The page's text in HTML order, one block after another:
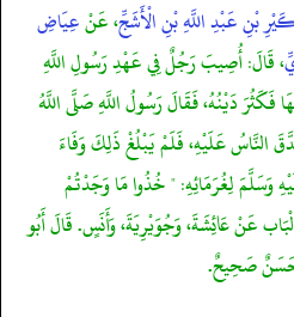
بْنِ عَبْدِ اللَّهِ بْنِ الْأَشَجِّ، عَنْعِيَاضِ
، قَالَ: أُصِيبَ رَجُلٌ فِي عَهْدِ رَسُولِ اللَّهِ
فَكَثُرَ دَيْنُهُ، فَقَالَ رَسُولُ اللَّهِ صَلَّى اللَّهُ
النَّاسُ عَلَيْهِ، فَلَمْ يَبْلُغْ ذَلِكَ وَفَاءَ
وَسَلَّمَ لِغُرَمَائِهِ: " خُذُوا مَا وَجَدْتُمْ
عَنْ عَائِشَةَ، وَجُوَيْرِيَةَ، وَأَنَسٍ. قَالَ أَبُو
صَحِيحٌ.